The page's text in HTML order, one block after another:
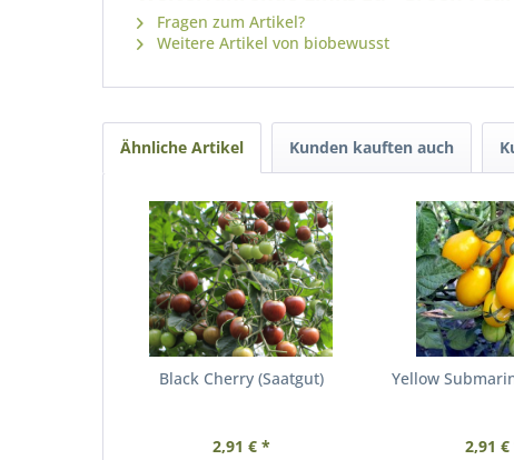
Fragen zum Artikel?
Weitere Artikel von biobewusst
Ähnliche Artikel Kunden kauften auch
Black Cherry (Saatgut)
2,91 € *
Yellow
2,91